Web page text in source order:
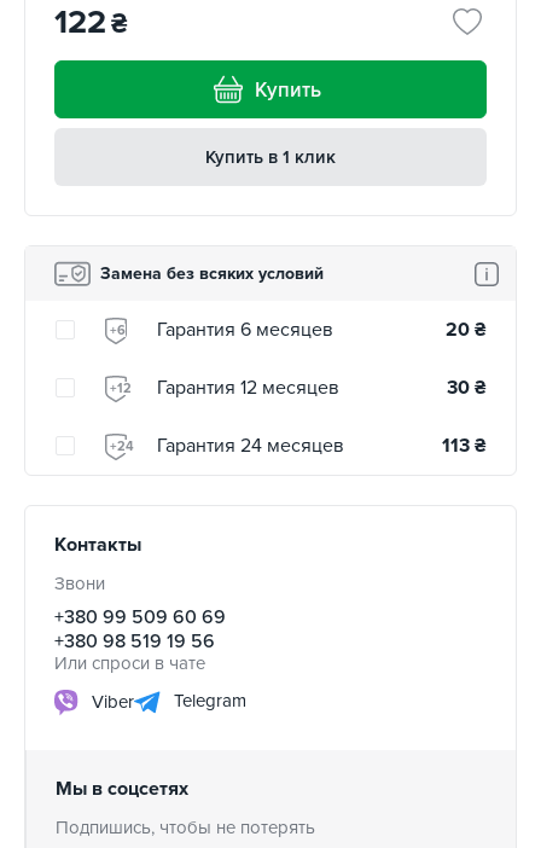
122₴
Купить
Купить в 1 клик
Замена без всяких условий
+6 Гарантия 6 месяцев 20 ₴
+12 Гарантия 12 месяцев 30 ₴
+24 Гарантия 24 месяцев 113 ₴
Контакты
Звони
+380 99 509 60 69
+380 98 519 19 56
Или спроси в чате
Viber
Telegram
Мы в соцсетях
Подпишись, чтобы не потерять